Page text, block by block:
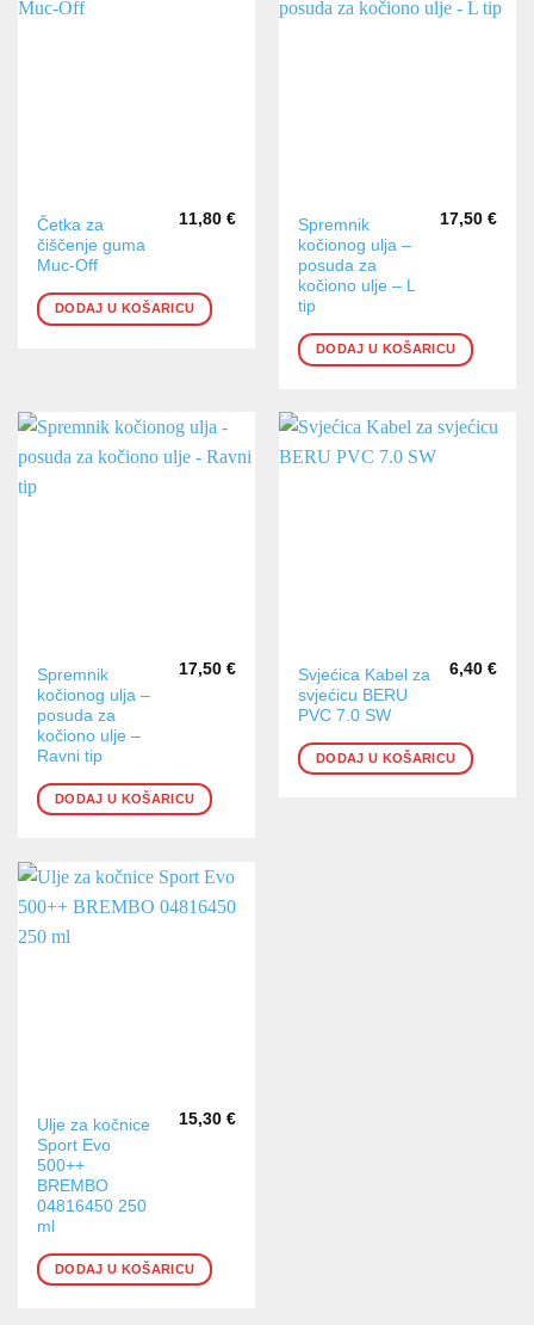
Četka za
čiščenje guma
Muc-Off
11,80 €
DODAJ U KOŠARICU
Spremnik
kočionog ulja –
posuda za
kočiono ulje – L
tip
17,50 €
DODAJ U KOŠARICU
Spremnik
kočionog ulja –
posuda za
kočiono ulje –
Ravni tip
17,50 €
DODAJ U KOŠARICU
Svjećica Kabel za
svjećicu BERU
PVC 7.0 SW
6,40 €
DODAJ U KOŠARICU
Ulje za kočnice
Sport Evo
500++
BREMBO
04816450 250
ml
15,30 €
DODAJ U KOŠARICU